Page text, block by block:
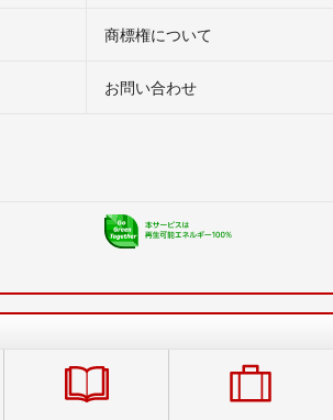
商標権について
お問い合わせ